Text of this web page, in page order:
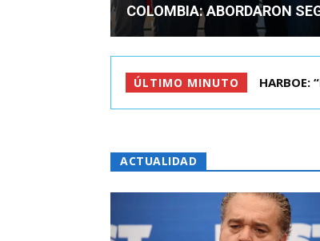
COLOMBIA: ABORDARON
ÚLTIMO MINUTO
ACTUALIDAD